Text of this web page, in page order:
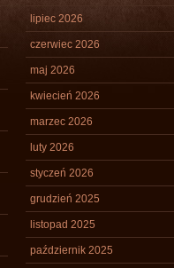
lipiec 2026
czerwiec 2026
maj 2026
kwiecień 2026
marzec 2026
luty 2026
styczeń 2026
grudzień 2025
listopad 2025
październik 2025